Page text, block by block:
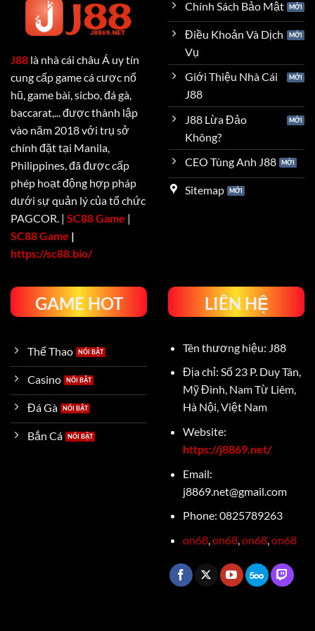
J88 là nhà cái châu Á uy tín
cung cấp game cá cược nổ
hũ, game bài, sicbo, đá gà,
baccarat,... được thành lập
vào năm 2018 với trụ sở
chính đặt tại Manila,
Philippines, đã được cấp
phép hoạt động hợp pháp
dưới sự quản lý của tổ chức
PAGCOR. | SC88 Game |
SC88 Game |
https://sc88.bio/
Chính Sách Bảo Mật
Điều Khoản Và Dịch
Vụ
Giới Thiệu Nhà Cái
J88
J88 Lừa Đảo
Không?
CEO Tùng Anh J88
Sitemap
GAME HOT
Thể Thao
Casino
Đá Gà
Bắn Cá
LIÊN HỆ
Tên thương hiệu: J88
Địa chỉ: Số 23 P. Duy Tân,
Mỹ Đình, Nam Từ Liêm,
Hà Nội, Việt Nam
Website:
https://j8869.net/
Email:
j8869.net@gmail.com
Phone: 0825789263
on68, on68, on68, on68